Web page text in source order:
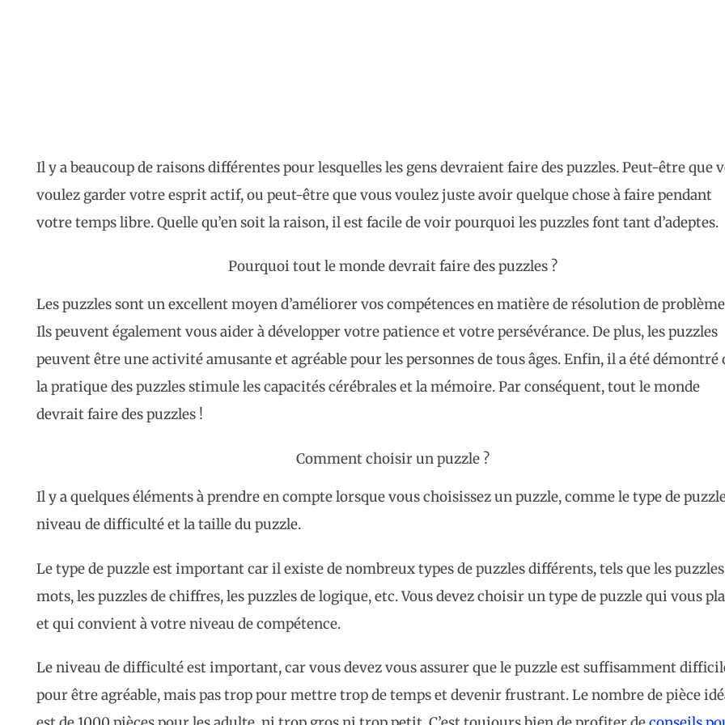
Il y a beaucoup de raisons différentes pour lesquelles les gens devraient faire des puzzles. Peut-être que
voulez garder votre esprit actif, ou peut-être que vous voulez juste avoir quelque chose à faire pendant
votre temps libre. Quelle qu’en soit la raison, il est facile de voir pourquoi les puzzles font tant d’adeptes.
Pourquoi tout le monde devrait faire des puzzles ?
Les puzzles sont un excellent moyen d’améliorer vos compétences en matière de résolution de
Ils peuvent également vous aider à développer votre patience et votre persévérance. De plus, les puzzles
peuvent être une activité amusante et agréable pour les personnes de tous âges. Enfin, il a été démontré
la pratique des puzzles stimule les capacités cérébrales et la mémoire. Par conséquent, tout le monde
devrait faire des puzzles !
Comment choisir un puzzle ?
Il y a quelques éléments à prendre en compte lorsque vous choisissez un puzzle, comme le type de
niveau de difficulté et la taille du puzzle.
Le type de puzzle est important car il existe de nombreux types de puzzles différents, tels que les
mots, les puzzles de chiffres, les puzzles de logique, etc. Vous devez choisir un type de puzzle qui vous
et qui convient à votre niveau de compétence.
Le niveau de difficulté est important, car vous devez vous assurer que le puzzle est suffisamment
pour être agréable, mais pas trop pour mettre trop de temps et devenir frustrant. Le nombre de pièce